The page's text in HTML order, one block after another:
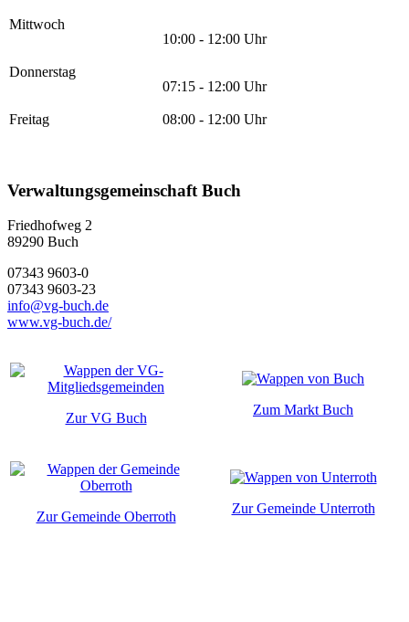
Mittwoch
10:00 - 12:00 Uhr
Donnerstag
07:15 - 12:00 Uhr
Freitag 08:00 - 12:00 Uhr
Verwaltungsgemeinschaft Buch
Friedhofweg 2
89290 Buch
07343 9603-0
07343 9603-23
info@vg-buch.de
www.vg-buch.de/
Zur VG Buch
Zum Markt Buch
Zur Gemeinde Oberroth
Zur Gemeinde Unterroth